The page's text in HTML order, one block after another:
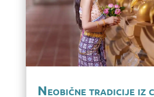
Neobične tradicije iz